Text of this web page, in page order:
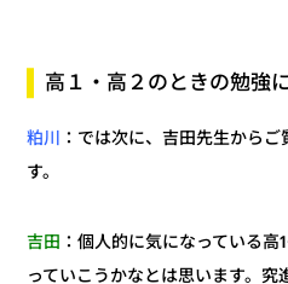
高１・高２のときの勉強
粕川 ：では次に、吉田先生から
す。
吉田 ：個人的に気になっている
っていこうかなとは思います。